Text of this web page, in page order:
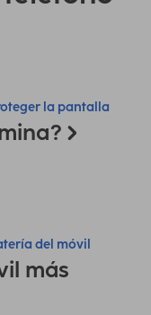
la pantalla
del móvil
más